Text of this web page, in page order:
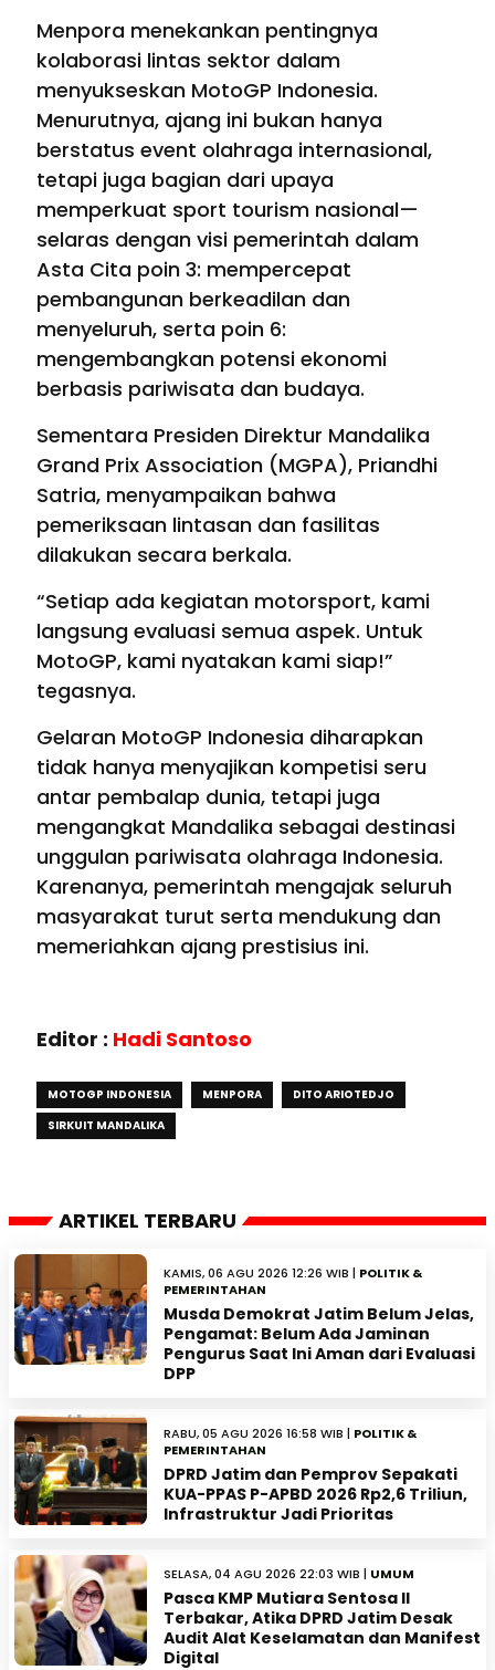
Menpora menekankan pentingnya
kolaborasi lintas sektor dalam
menyukseskan MotoGP Indonesia.
Menurutnya, ajang ini bukan hanya
berstatus event olahraga internasional,
tetapi juga bagian dari upaya
memperkuat sport tourism nasional—
selaras dengan visi pemerintah dalam
Asta Cita poin 3: mempercepat
pembangunan berkeadilan dan
menyeluruh, serta poin 6:
mengembangkan potensi ekonomi
berbasis pariwisata dan budaya.
Sementara Presiden Direktur Mandalika
Grand Prix Association (MGPA), Priandhi
Satria, menyampaikan bahwa
pemeriksaan lintasan dan fasilitas
dilakukan secara berkala.
“Setiap ada kegiatan motorsport, kami
langsung evaluasi semua aspek. Untuk
MotoGP, kami nyatakan kami siap!”
tegasnya.
Gelaran MotoGP Indonesia diharapkan
tidak hanya menyajikan kompetisi seru
antar pembalap dunia, tetapi juga
mengangkat Mandalika sebagai destinasi
unggulan pariwisata olahraga Indonesia.
Karenanya, pemerintah mengajak seluruh
masyarakat turut serta mendukung dan
memeriahkan ajang prestisius ini.
Editor : Hadi Santoso
MOTOGP INDONESIA MENPORA
DITO ARIOTEDJO
SIRKUIT MANDALIKA
ARTIKEL TERBARU
KAMIS, 06 AGU 2026 12:26 WIB | POLITIK &
PEMERINTAHAN
Musda Demokrat Jatim Belum Jelas,
Pengamat: Belum Ada Jaminan
Pengurus Saat Ini Aman dari Evaluasi
DPP
RABU, 05 AGU 2026 16:58 WIB | POLITIK &
PEMERINTAHAN
DPRD Jatim dan Pemprov Sepakati
KUA-PPAS P-APBD 2026 Rp2,6 Triliun,
Infrastruktur Jadi Prioritas
SELASA, 04 AGU 2026 22:03 WIB | UMUM
Pasca KMP Mutiara Sentosa II
Terbakar, Atika DPRD Jatim Desak
Audit Alat Keselamatan dan Manifest
Digital